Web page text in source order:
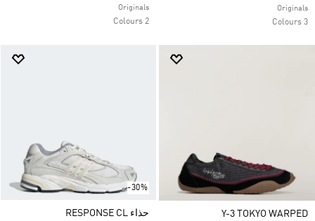
Originals
3 Colours
Originals
2 Colours
Y-3 TOKYO WARPED
-30%
حذاء RESPONSE CL